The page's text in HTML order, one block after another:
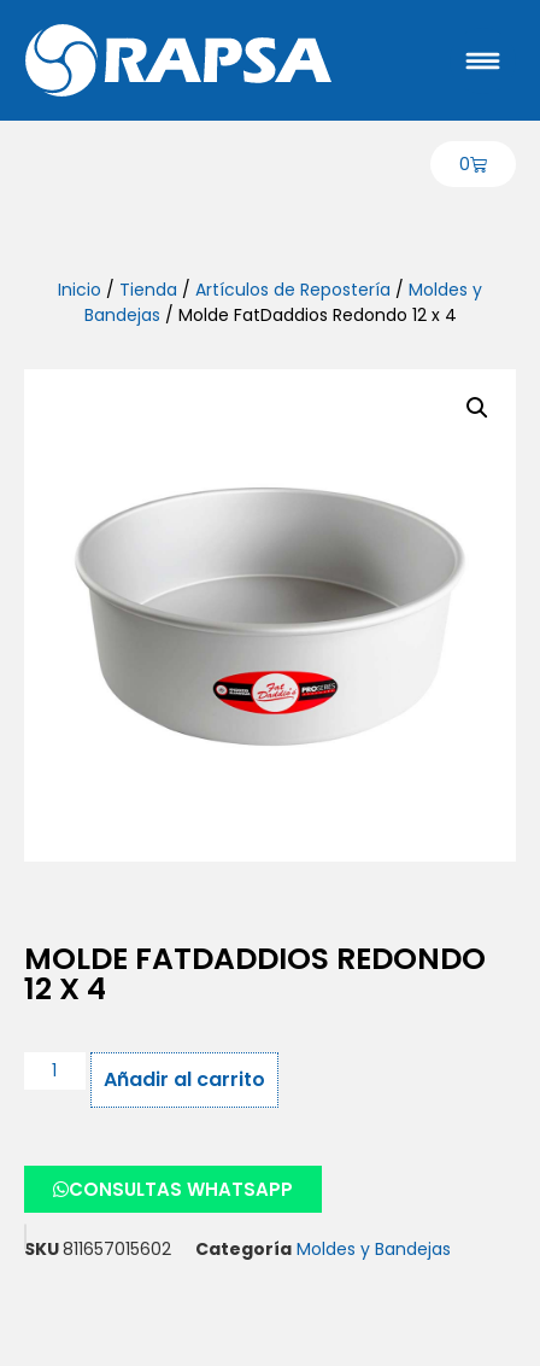
0
Inicio / Tienda / Artículos de Repostería / Moldes y
Bandejas / Molde FatDaddios Redondo 12 x 4
MOLDE FATDADDIOS REDONDO
12 X 4
Añadir al carrito
CONSULTAS WHATSAPP
SKU811657015602 Categoría Moldes y Bandejas